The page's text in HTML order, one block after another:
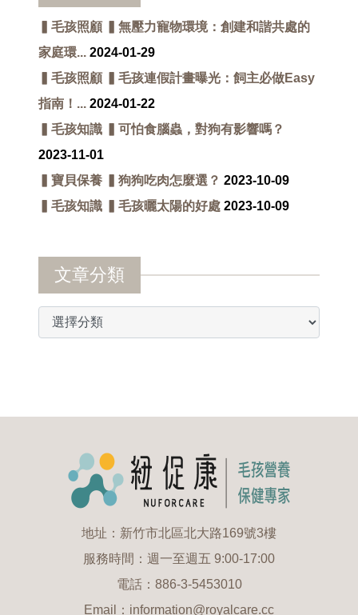
▍毛孩照顧 ▍無壓力寵物環境：創建和諧共處的
家庭環... 2024-01-29
▍毛孩照顧 ▍毛孩連假計畫曝光：飼主必做Easy
指南！... 2024-01-22
▍毛孩知識 ▍可怕食腦蟲，對狗有影響嗎？
2023-11-01
▍寶貝保養 ▍狗狗吃肉怎麼選？ 2023-10-09
▍毛孩知識 ▍毛孩曬太陽的好處 2023-10-09
文章分類
地址：新竹市北區北大路169號3樓
服務時間：週一至週五 9:00-17:00
電話：886-3-5453010
Email：information@royalcare.cc